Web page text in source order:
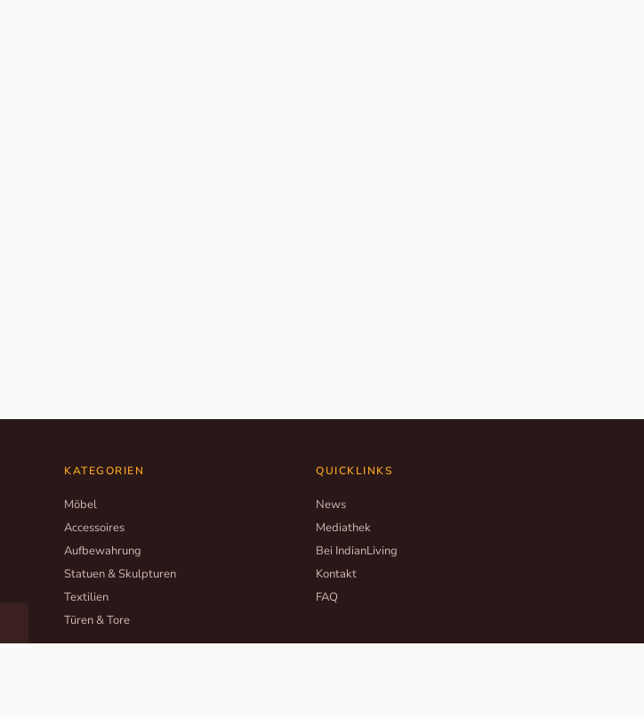
KATEGORIEN
Möbel
Accessoires
Aufbewahrung
Statuen & Skulpturen
Textilien
Türen & Tore
QUICKLINKS
News
Mediathek
Bei IndianLiving
Kontakt
FAQ